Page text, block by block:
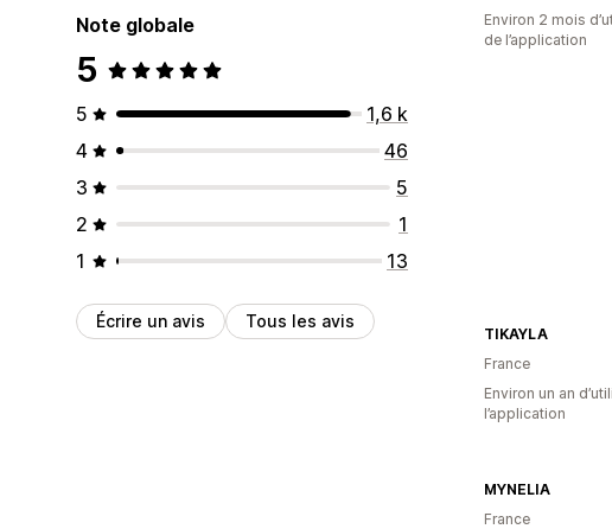
Note globale
5
5
1,6 k
4
46
3
5
2
1
1
13
Écrire un avis Tous les avis
Environ 2 mois
de l’application
TIKAYLA
France
Environ un an
l’application
MYNELIA
France